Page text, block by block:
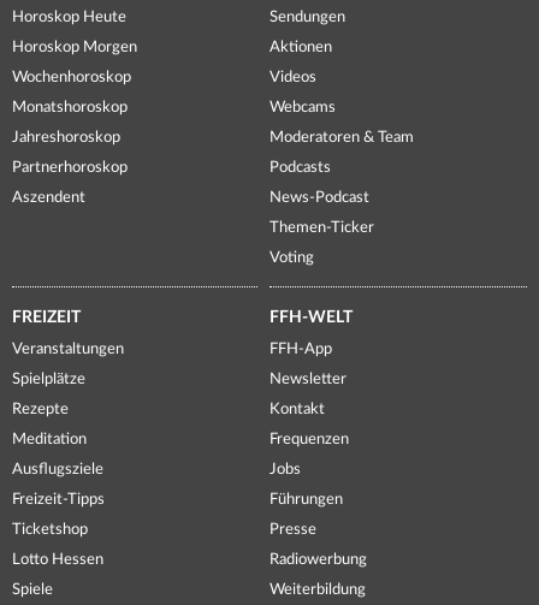
Horoskop Heute
Horoskop Morgen
Wochenhoroskop
Monatshoroskop
Jahreshoroskop
Partnerhoroskop
Aszendent
Sendungen
Aktionen
Videos
Webcams
Moderatoren & Team
Podcasts
News-Podcast
Themen-Ticker
Voting
FREIZEIT
Veranstaltungen
Spielplätze
Rezepte
Meditation
Ausflugsziele
Freizeit-Tipps
Ticketshop
Lotto Hessen
Spiele
FFH-WELT
FFH-App
Newsletter
Kontakt
Frequenzen
Jobs
Führungen
Presse
Radiowerbung
Weiterbildung